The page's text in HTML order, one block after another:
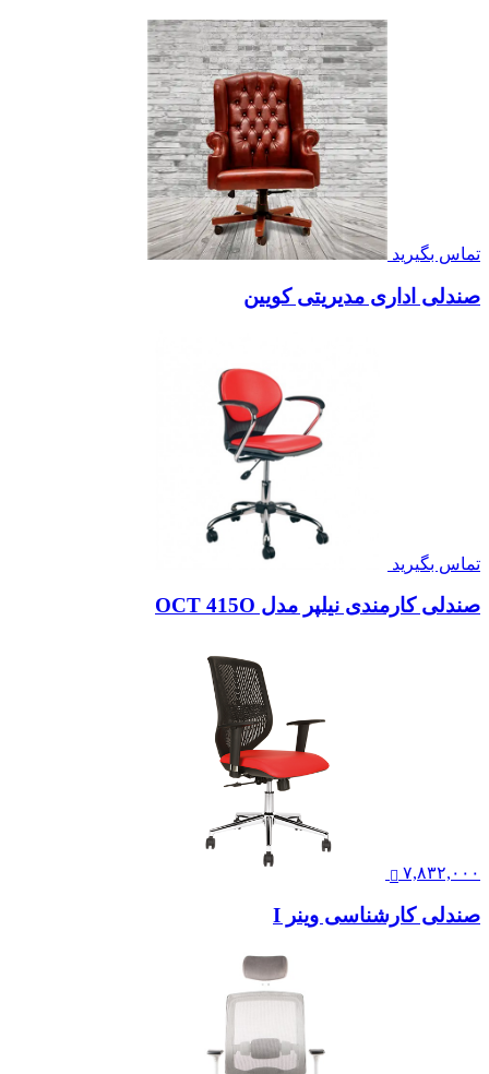
تماس بگیرید
صندلی اداری مدیریتی کویین
تماس بگیرید
صندلی کارمندی نیلپر مدل OCT 415O
۷,۸۳۲,۰۰۰
صندلی کارشناسی وینر I